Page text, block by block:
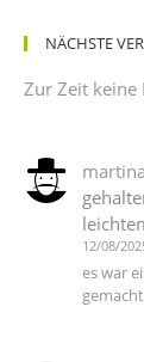
NÄCHSTE
Zur Zeit keine
12/08/
es war